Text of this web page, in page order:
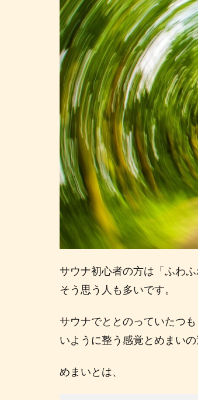
サウナ初心者の方は「ふわ
そう思う人も多いです。
サウナでととのっていたつ
いように整う感覚とめまいの
めまいとは、